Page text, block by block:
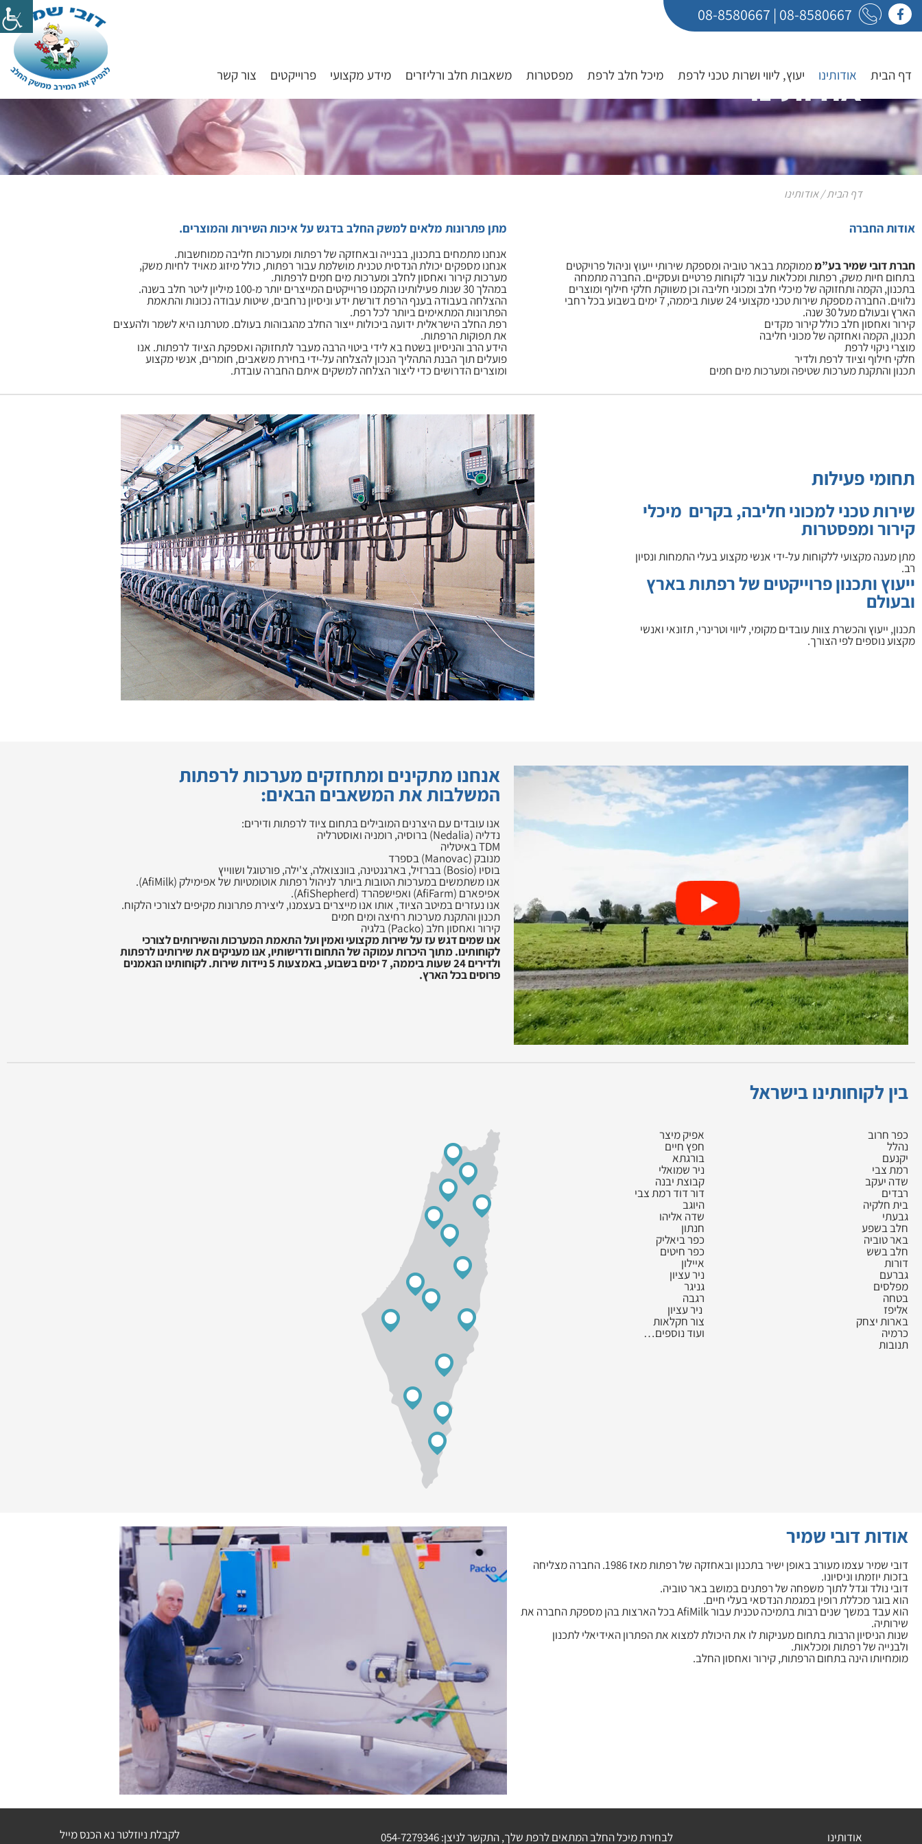
בקרו אותנו בפייסבוק
08-8580667
|
08-8580667
דף הבית אודותינו יעוץ, ליווי ושרות טכני לרפת מיכל חלב לרפת מפסטרות משאבות חלב ורליזרים מידע מקצועי פרוייקטים צור קשר אודותינו
דף הבית/אודותינו
אודות החברה
חברת דובי שמיר בע”מממוקמת בבאר טוביה ומספקת שירותי ייעוץ וניהול פרויקטים
בתחום חיות משק, רפתות ומכלאות עבור לקוחות פרטיים ועסקיים. החברה מתמחה
בתכנון, הקמה ותחזוקה של מיכלי חלב ומכוני חליבה וכן משווקת חלקי חילוף ומוצרים
נלווים. החברה מספקת שירות טכני מקצועי 24 שעות ביממה, 7 ימים בשבוע בכל רחבי
הארץ ובעולם מעל 30 שנה.
קירור ואחסון חלב כולל קירור מקדים
תכנון, הקמה ואחזקה של מכוני חליבה
מוצרי ניקוי לרפת
חלקי חילוף וציוד לרפת ולדיר
תכנון והתקנת מערכות שטיפה ומערכות מים חמים
מתן פתרונות מלאים למשק החלב בדגש על איכות השירות והמוצרים.
אנחנו מתמחים בתכנון, בבנייה ובאחזקה של רפתות ומערכות חליבה ממוחשבות.
אנחנו מספקים יכולת הנדסית טכנית מושלמת עבור רפתות, כולל מיזוג מאויד לחיות משק,
מערכות קירור ואחסון לחלב ומערכות מים חמים לרפתות.
במהלך 30 שנות פעילותינו הקמנו פרוייקטים המייצרים יותר מ-100 מיליון ליטר חלב בשנה.
ההצלחה בעבודה בענף הרפת דורשת ידע וניסיון נרחבים, שיטות עבודה נכונות והתאמת
הפתרונות המתאימים ביותר לכל רפת.
רפת החלב הישראלית ידועה ביכולות ייצור החלב מהגבוהות בעולם. מטרתנו היא לשמר ולהעצים
את תפוקות הרפתות.
הידע הרב והניסיון בשטח בא לידי ביטוי הרבה מעבר לתחזוקה ואספקת הציוד לרפתות. אנו
פועלים תוך הבנת התהליך הנכון להצלחה על-ידי בחירת משאבים, חומרים, אנשי מקצוע
ומוצרים הדרושים כדי ליצור הצלחה למשקים איתם החברה עובדת.
תחומי פעילות
שירות טכני למכוני חליבה, בקרים מיכלי
קירור ומפסטרות
מתן מענה מקצועי ללקוחות על-ידי אנשי מקצוע בעלי התמחות ונסיון
רב.
ייעוץ ותכנון פרוייקטים של רפתות בארץ
ובעולם
תכנון, ייעוץ והכשרת צוות עובדים מקומי, ליווי וטרינרי, תזונאי ואנשי
מקצוע נוספים לפי הצורך.
אנחנו מתקינים ומתחזקים מערכות לרפתות
המשלבות את המשאבים הבאים:
אנו עובדים עם היצרנים המובילים בתחום ציוד לרפתות ודירים:
נדליה (Nedalia) ברוסיה, רומניה ואוסטרליה
TDM באיטליה
מנובק (Manovac) בספרד
בוסיו (Bosio) בברזיל, בארגנטינה, בוונצואלה, צ'ילה, פורטוגל ושווייץ
אנו משתמשים במערכות הטובות ביותר לניהול רפתות אוטומטיות של אפימילק (AfiMilk).
אפיפארם (AfiFarm) ואפישפהרד (AfiShepherd).
אנו נעזרים במיטב הציוד, אותו אנו מייצרים בעצמנו, ליצירת פתרונות מקיפים לצורכי הלקוח.
תכנון והתקנת מערכות רחיצה ומים חמים
קירור ואחסון חלב (Packo) בלגיה
אנו שמים דגש עז על שירות מקצועי ואמין ועל התאמת המערכות והשירותים לצורכי
לקוחותינו. מתוך היכרות עמוקה של התחום ודרישותיו, אנו מעניקים את שירותינו לרפתות
ולדירים 24 שעות ביממה, 7 ימים בשבוע, באמצעות 5 ניידות שירות. לקוחותינו הנאמנים
פרוסים בכל הארץ.
בין לקוחותינו בישראל
כפר חרוב
נהלל
יקנעם
רמת צבי
שדה יעקב
רבדים
בית חלקיה
גבעתי
חלב בשפע
באר טוביה
חלב בשש
דורות
גברעם
מפלסים
בטחה
אליפז
בארות יצחק
כרמיה
תנובות
אפיק מיצר
חפץ חיים
בורגתא
ניר שמואלי
קבוצת יבנה
דור דוד רמת צבי
היוגב
שדה אליהו
חנתון
כפר ביאליק
כפר חיטים
איילון
ניר עציון
גניגר
רגבה
ניר עציון
צור חקלאות
ועוד נוספים…
אודות דובי שמיר
דובי שמיר עצמו מעורב באופן ישיר בתכנון ובאחזקה של רפתות מאז 1986. החברה מצליחה
בזכות יוזמתו וניסיונו.
דובי נולד וגדל לתוך משפחה של רפתנים במושב באר טוביה.
הוא בוגר מכללת רופין במגמת הנדסאי בעלי חיים.
הוא עבד במשך שנים רבות בתמיכה טכנית עבור AfiMilk בכל הארצות בהן מספקת החברה את
שירותיה.
שנות הניסיון הרבות בתחום מעניקות לו את היכולת למצוא את הפתרון האידיאלי לתכנון
ולבנייה של רפתות ומכלאות.
מומחיותו הינה בתחום הרפתות, קירור ואחסון החלב.
אודותינו לבחירת מיכל החלב המתאים לרפת שלך, התקשר לניצן:054-7279346 לקבלת ניוזלטר נא הכנס מייל